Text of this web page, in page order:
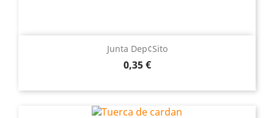
Junta Dep¢sito
Precio
0,35 €